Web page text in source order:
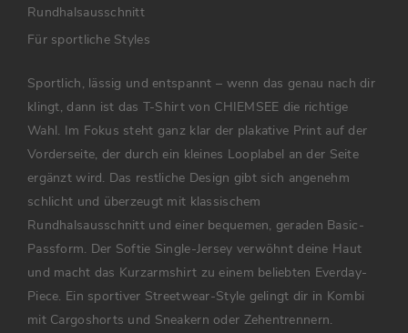
Rundhalsausschnitt
Für sportliche Styles
Sportlich, lässig und entspannt – wenn das genau nach dir
klingt, dann ist das T-Shirt von CHIEMSEE die richtige
Wahl. Im Fokus steht ganz klar der plakative Print auf der
Vorderseite, der durch ein kleines Looplabel an der Seite
ergänzt wird. Das restliche Design gibt sich angenehm
schlicht und überzeugt mit klassischem
Rundhalsausschnitt und einer bequemen, geraden Basic-
Passform. Der Softie Single-Jersey verwöhnt deine Haut
und macht das Kurzarmshirt zu einem beliebten Everday-
Piece. Ein sportiver Streetwear-Style gelingt dir in Kombi
mit Cargoshorts und Sneakern oder Zehentrennern.